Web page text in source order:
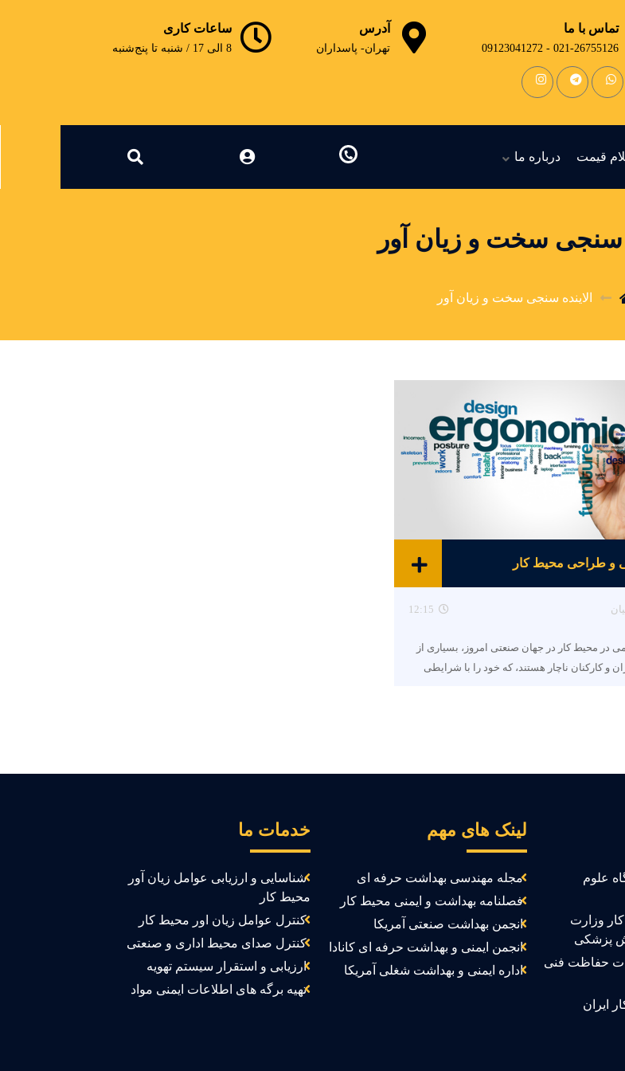
تماس با ما
021-26755126 - 09123041272
آدرس
تهران- پاسداران
ساعات کاری
8 الی 17 / شنبه تا پنج‌شنبه
قیمت درباره ما
سنجی سخت و زیان آور
الاینده سنجی سخت و زیان آور
و طراحی محیط کار
12:15
در محیط کار در جهان صنعتی امروز، بسیاری از
و کارکنان ناچار هستند، که خود را با شرایطی
علوم
وزارت
پزشکی
حفاظت فنی
ایران
لینک های مهم
مجله مهندسی بهداشت حرفه ای
فصلنامه بهداشت و ایمنی محیط کار
انجمن بهداشت صنعتی آمریکا
انجمن ایمنی و بهداشت حرفه ای کانادا
اداره ایمنی و بهداشت شغلی آمریکا
خدمات ما
شناسایی و ارزیابی عوامل زیان آور
محیط کار
کنترل عوامل زیان اور محیط کار
کنترل صدای محیط اداری و صنعتی
ارزیابی و استقرار سیستم تهویه
تهیه برگه های اطلاعات ایمنی مواد